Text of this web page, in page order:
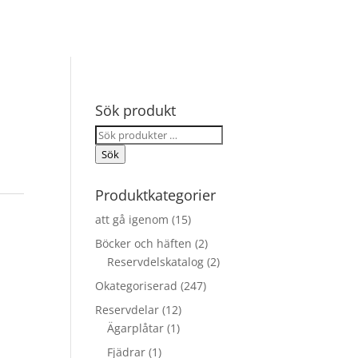
Sök produkt
Sök
efter:
Sök
Produktkategorier
att gå igenom (15)
Böcker och häften (2)
Reservdelskatalog (2)
Okategoriserad (247)
Reservdelar (12)
Ägarplåtar (1)
Fjädrar (1)